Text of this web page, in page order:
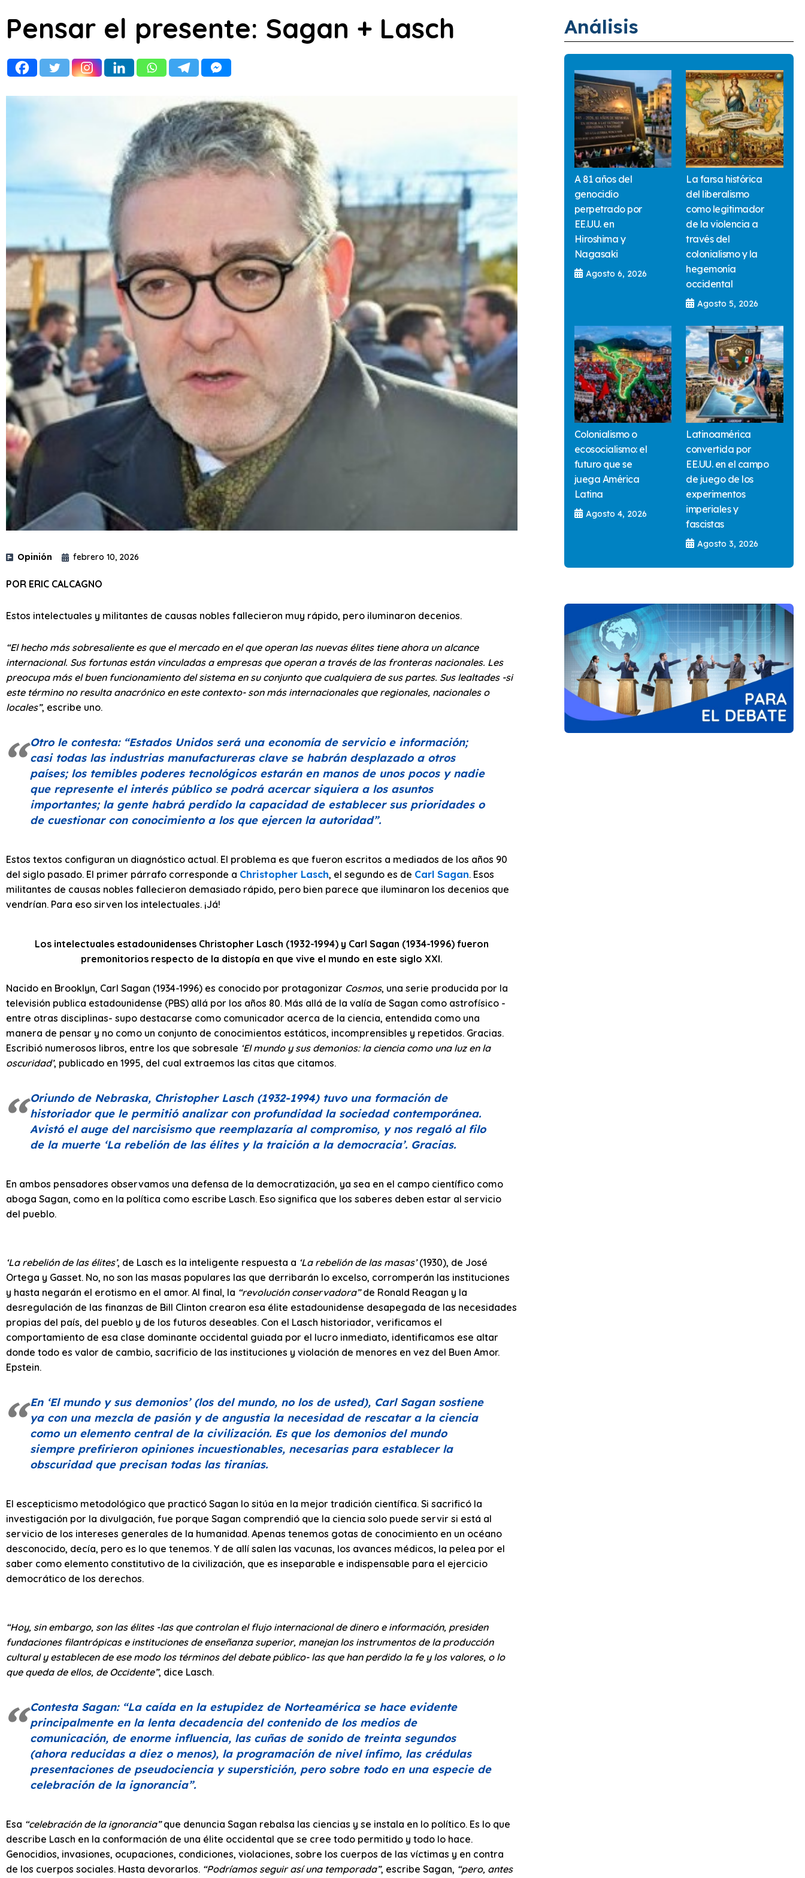
Pensar el presente: Sagan + Lasch
Opinión febrero 10, 2026
POR ERIC CALCAGNO
Estos intelectuales y militantes de causas nobles fallecieron muy rápido, pero iluminaron decenios.
“El hecho más sobresaliente es que el mercado en el que operan las nuevas élites tiene ahora un alcance
internacional. Sus fortunas están vinculadas a empresas que operan a través de las fronteras nacionales. Les
preocupa más el buen funcionamiento del sistema en su conjunto que cualquiera de sus partes. Sus lealtades -si
este término no resulta anacrónico en este contexto- son más internacionales que regionales, nacionales o
locales”, escribe uno.
Otro le contesta: “Estados Unidos será una economía de servicio e información;
casi todas las industrias manufactureras clave se habrán desplazado a otros
países; los temibles poderes tecnológicos estarán en manos de unos pocos y nadie
que represente el interés público se podrá acercar siquiera a los asuntos
importantes; la gente habrá perdido la capacidad de establecer sus prioridades o
de cuestionar con conocimiento a los que ejercen la autoridad”.
Estos textos configuran un diagnóstico actual. El problema es que fueron escritos a mediados de los años 90
del siglo pasado. El primer párrafo corresponde a Christopher Lasch, el segundo es de Carl Sagan. Esos
militantes de causas nobles fallecieron demasiado rápido, pero bien parece que iluminaron los decenios que
vendrían. Para eso sirven los intelectuales. ¡Já!
Los intelectuales estadounidenses Christopher Lasch (1932-1994) y Carl Sagan (1934-1996) fueron
premonitorios respecto de la distopía en que vive el mundo en este siglo XXI.
Nacido en Brooklyn, Carl Sagan (1934-1996) es conocido por protagonizar Cosmos, una serie producida por la
televisión publica estadounidense (PBS) allá por los años 80. Más allá de la valía de Sagan como astrofísico -
entre otras disciplinas- supo destacarse como comunicador acerca de la ciencia, entendida como una
manera de pensar y no como un conjunto de conocimientos estáticos, incomprensibles y repetidos. Gracias.
Escribió numerosos libros, entre los que sobresale ‘El mundo y sus demonios: la ciencia como una luz en la
oscuridad’, publicado en 1995, del cual extraemos las citas que citamos.
Oriundo de Nebraska, Christopher Lasch (1932-1994) tuvo una formación de
historiador que le permitió analizar con profundidad la sociedad contemporánea.
Avistó el auge del narcisismo que reemplazaría al compromiso, y nos regaló al filo
de la muerte‘La rebelión de las élites y la traición a la democracia’. Gracias.
En ambos pensadores observamos una defensa de la democratización, ya sea en el campo científico como
aboga Sagan, como en la política como escribe Lasch. Eso significa que los saberes deben estar al servicio
del pueblo.
‘La rebelión de las élites’, de Lasch es la inteligente respuesta a ‘La rebelión de las masas’(1930), de José
Ortega y Gasset. No, no son las masas populares las que derribarán lo excelso, corromperán las instituciones
y hasta negarán el erotismo en el amor. Al final, la “revolución conservadora”de Ronald Reagan y la
desregulación de las finanzas de Bill Clinton crearon esa élite estadounidense desapegada de las necesidades
propias del país, del pueblo y de los futuros deseables. Con el Lasch historiador, verificamos el
comportamiento de esa clase dominante occidental guiada por el lucro inmediato, identificamos ese altar
donde todo es valor de cambio, sacrificio de las instituciones y violación de menores en vez del Buen Amor.
Epstein.
En ‘El mundo y sus demonios’(los del mundo, no los de usted), Carl Sagan sostiene
ya con una mezcla de pasión y de angustia la necesidad de rescatar a la ciencia
como un elemento central de la civilización. Es que los demonios del mundo
siempre prefirieron opiniones incuestionables, necesarias para establecer la
obscuridad que precisan todas las tiranías.
El escepticismo metodológico que practicó Sagan lo sitúa en la mejor tradición científica. Si sacrificó la
investigación por la divulgación, fue porque Sagan comprendió que la ciencia solo puede servir si está al
servicio de los intereses generales de la humanidad. Apenas tenemos gotas de conocimiento en un océano
desconocido, decía, pero es lo que tenemos. Y de allí salen las vacunas, los avances médicos, la pelea por el
saber como elemento constitutivo de la civilización, que es inseparable e indispensable para el ejercicio
democrático de los derechos.
“Hoy, sin embargo, son las élites -las que controlan el flujo internacional de dinero e información, presiden
fundaciones filantrópicas e instituciones de enseñanza superior, manejan los instrumentos de la producción
cultural y establecen de ese modo los términos del debate público- las que han perdido la fe y los valores, o lo
que queda de ellos, de Occidente”, dice Lasch.
Contesta Sagan: “La caída en la estupidez de Norteamérica se hace evidente
principalmente en la lenta decadencia del contenido de los medios de
comunicación, de enorme influencia, las cuñas de sonido de treinta segundos
(ahora reducidas a diez o menos), la programación de nivel ínfimo, las crédulas
presentaciones de pseudociencia y superstición, pero sobre todo en una especie de
celebración de la ignorancia”.
Esa “celebración de la ignorancia”que denuncia Sagan rebalsa las ciencias y se instala en lo político. Es lo que
describe Lasch en la conformación de una élite occidental que se cree todo permitido y todo lo hace.
Genocidios, invasiones, ocupaciones, condiciones, violaciones, sobre los cuerpos de las víctimas y en contra
de los cuerpos sociales. Hasta devorarlos. “Podríamos seguir así una temporada”, escribe Sagan, “pero, antes
Análisis
A 81 años del
genocidio
perpetrado por
EE.UU. en
Hiroshima y
Nagasaki
Agosto 6, 2026
La farsa histórica
del liberalismo
como legitimador
de la violencia a
través del
colonialismo y la
hegemonía
occidental
Agosto 5, 2026
Colonialismo o
ecosocialismo: el
futuro que se
juega América
Latina
Agosto 4, 2026
Latinoamérica
convertida por
EE.UU. en el campo
de juego de los
experimentos
imperiales y
fascistas
Agosto 3, 2026